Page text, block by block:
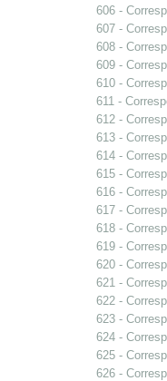
606 -
607 -
608 -
609 -
610 -
611 -
612 -
613 -
614 -
615 -
616 -
617 -
618 -
619 -
620 -
621 -
622 -
623 -
624 -
625 -
626 -